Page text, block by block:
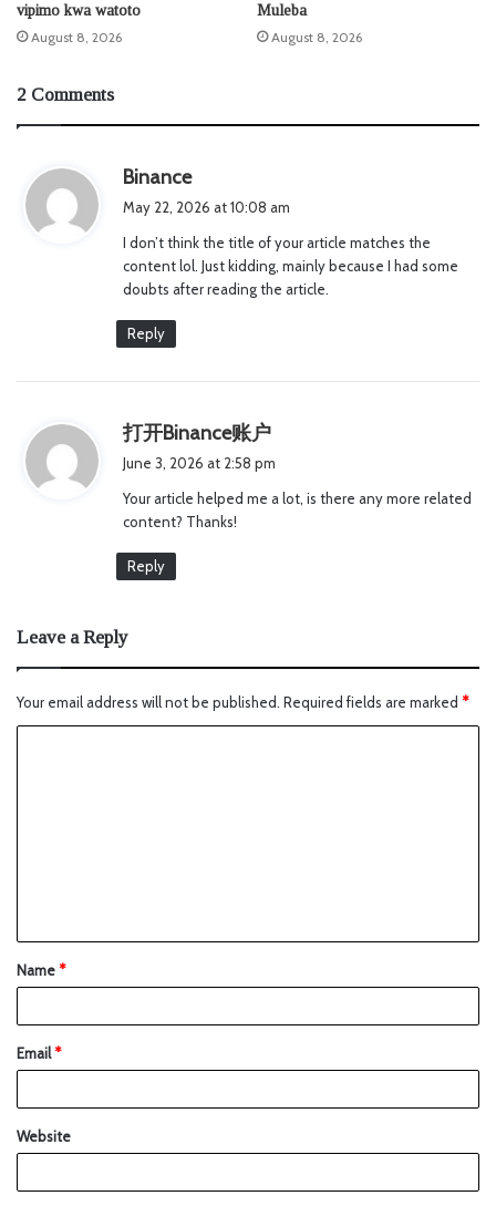
vipimo kwa watoto
August 8, 2026
Muleba
August 8, 2026
2 Comments
Binance
s
:
May 22, 2026 at 10:08 am
I don’t think the title of your article matches the
content lol. Just kidding, mainly because I had some
doubts after reading the article.
Reply
打开Binance账户
s
June 3, 2026 at 2:58 pm
Your article helped me a lot, is there any more related
content? Thanks!
Reply
Leave a Reply
Your email address will not be published. Required fields are marked *
Name*
Email*
Website